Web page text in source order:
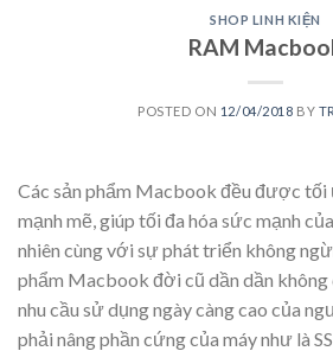
SHOP LINH KIỆN
RAM
POSTED ON 12/04/2018 BY
Các sản phẩm Macbook đều được tối
mạnh mẽ, giúp tối đa hóa sức mạnh
nhiên cùng với sự phát triển không
phẩm Macbook đời cũ dần dần không
nhu cầu sử dụng ngày càng cao của
phải nâng phần cứng của máy như là